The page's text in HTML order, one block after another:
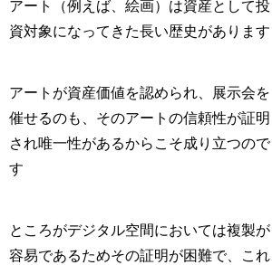
アート（例えば、絵画）は資産として投
資対象になってきた長い歴史があります
アートが資産価値を認められ、展示会を
催せるのも、そのアートの信頼性が証明
され唯一性があるからこそ成り立つので
す
ところがデジタル空間においては複製が
容易であるためその証明が困難で、これ